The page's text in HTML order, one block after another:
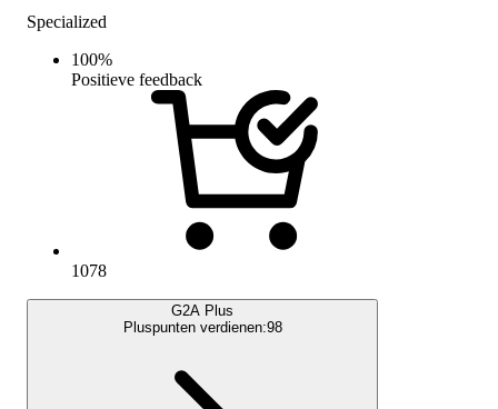
Specialized
100%
Positieve feedback
1078
G2A Plus
Pluspunten verdienen:98